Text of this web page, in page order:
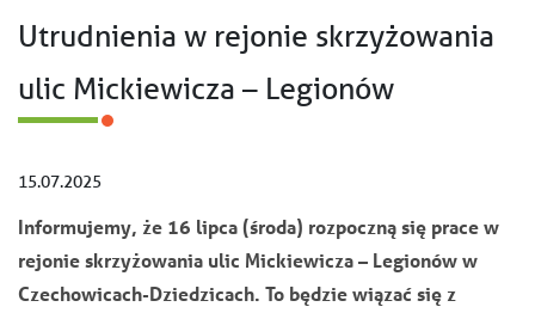
Utrudnienia w rejonie skrzyżowania
ulic Mickiewicza – Legionów
15.07.2025
Informujemy, że 16 lipca (środa) rozpoczną się prace w
rejonie skrzyżowania ulic Mickiewicza – Legionów w
Czechowicach-Dziedzicach. To będzie wiązać się z